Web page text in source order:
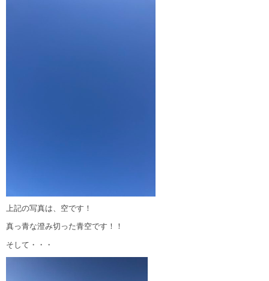
上記の写真は、空です！
真っ青な澄み切った青空です！！
そして・・・